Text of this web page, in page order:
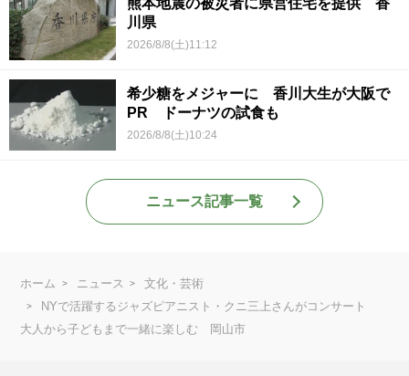
熊本地震の被災者に県営住宅を提供 香
川県
2026/8/8(土)11:12
希少糖をメジャーに 香川大生が大阪で
PR ドーナツの試食も
2026/8/8(土)10:24
ニュース記事一覧
ホーム ニュース
文化・芸術
NYで活躍するジャズピアニスト・クニ三上さんがコンサート
大人から子どもまで一緒に楽しむ 岡山市